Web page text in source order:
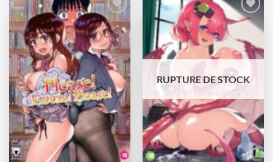
Ajouter
à la
wishlist
Ajouter
wishlist
RUPTURE DE STOCK